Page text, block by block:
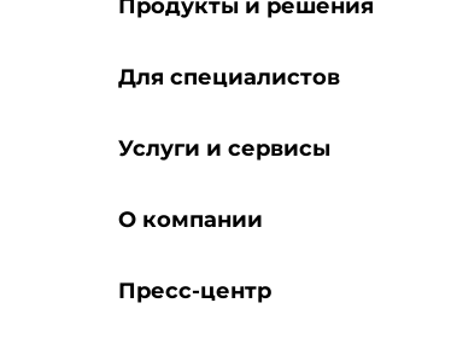
Продукты и решения
Для специалистов
Услуги и сервисы
О компании
Пресс-центр